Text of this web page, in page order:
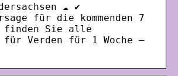
☁️ ✔
für die kommenden 7
finden Sie alle
für Verden für 1 Woche –